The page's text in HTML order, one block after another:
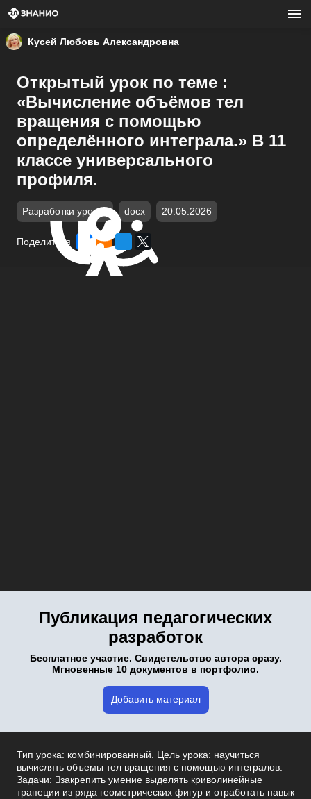
Кусей Любовь Александровна
Открытый урок по теме :
«Вычисление объёмов тел
вращения с помощью
определённого интеграла.» В 11
классе универсального
профиля.
Разработки уроков docx 20.05.2026
Поделиться
Публикация педагогических
разработок
Бесплатное участие. Свидетельство автора сразу.
Мгновенные 10 документов в портфолио.
Добавить материал
Тип урока: комбинированный. Цель урока: научиться
вычислять объемы тел вращения с помощью интегралов.
Задачи: закрепить умение выделять криволинейные
трапеции из ряда геометрических фигур и отработать навык